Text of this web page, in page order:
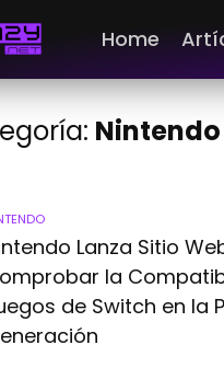
Home
Nintendo
Lanza Sitio
la
de Switch en la